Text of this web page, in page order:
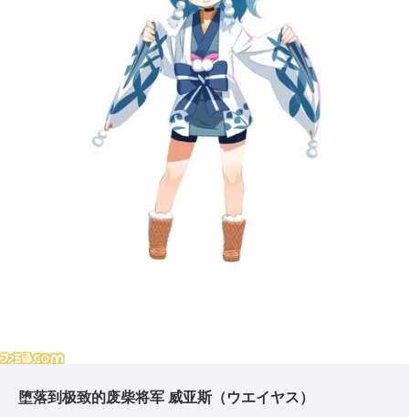
堕落到极致的废柴将军 威亚斯（ウエイヤス）